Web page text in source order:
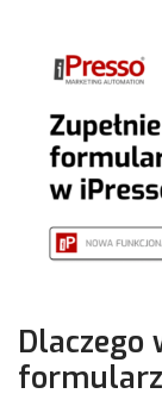
Dlaczego